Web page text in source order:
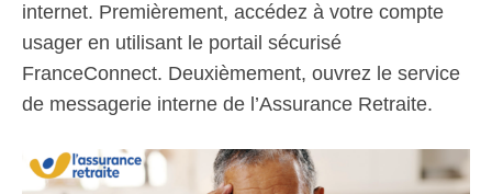
internet. Premièrement, accédez à votre compte
usager en utilisant le portail sécurisé
FranceConnect. Deuxièmement, ouvrez le service
de messagerie interne de l’Assurance Retraite.